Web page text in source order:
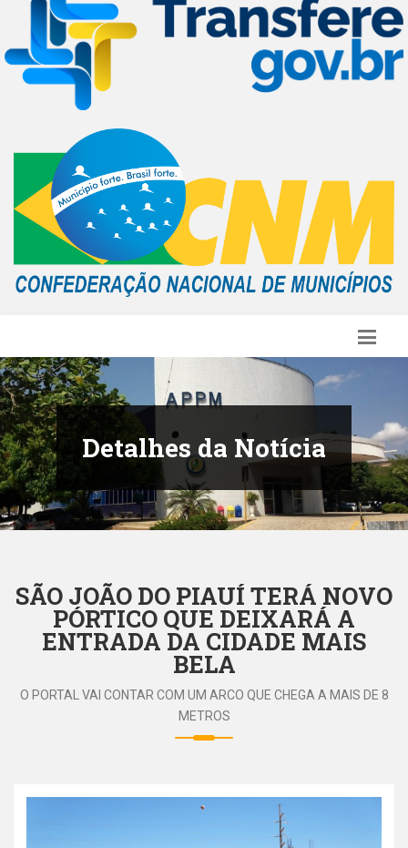
Detalhes da Notícia
SÃO JOÃO DO PIAUÍ TERÁ NOVO
PÓRTICO QUE DEIXARÁ A
ENTRADA DA CIDADE MAIS
BELA
O PORTAL VAI CONTAR COM UM ARCO QUE CHEGA A MAIS DE 8
METROS